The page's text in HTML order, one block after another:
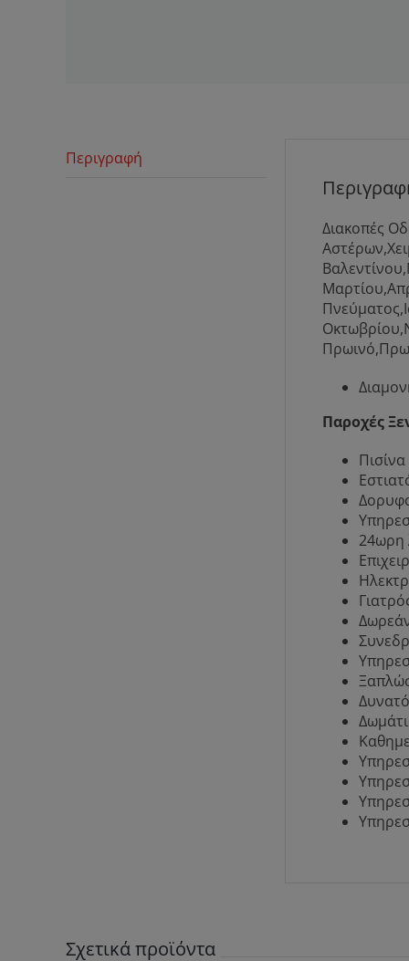
Περιγραφή
Διακοπές
Παροχές
Πισίνα
24ωρη
Σχετικά προϊόντα